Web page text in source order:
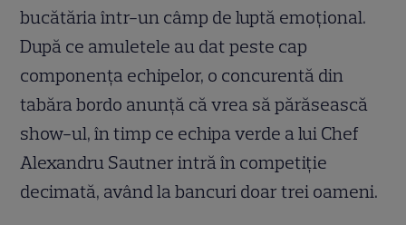
bucătăria într-un câmp de luptă emoțional.
După ce amuletele au dat peste cap
componența echipelor, o concurentă din
tabăra bordo anunță că vrea să părăsească
show-ul, în timp ce echipa verde a lui Chef
Alexandru Sautner intră în competiție
decimată, având la bancuri doar trei oameni.